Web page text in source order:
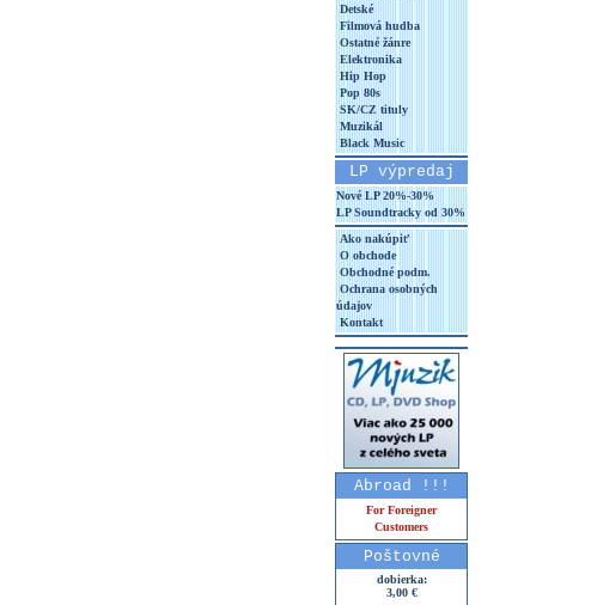
Detské
Filmová hudba
Ostatné žánre
Elektronika
Hip Hop
Pop 80s
SK/CZ tituly
Muzikál
Black Music
LP výpredaj
Nové LP 20%-30%
LP Soundtracky od 30%
Ako nakúpiť
O obchode
Obchodné podm.
Ochrana osobných
údajov
Kontakt
Abroad !!!
For Foreigner
Customers
Poštovné
dobierka:
3,00 €